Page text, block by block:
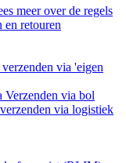
meer over de regels
en retouren
via 'eigen
Verzenden via bol
via logistiek